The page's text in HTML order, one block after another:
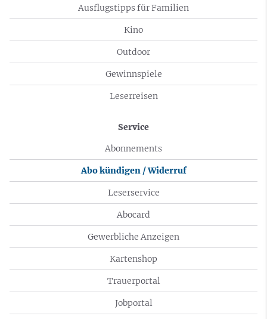
Ausflugstipps für Familien
Kino
Outdoor
Gewinnspiele
Leserreisen
Service
Abonnements
Abo kündigen / Widerruf
Leserservice
Abocard
Gewerbliche Anzeigen
Kartenshop
Trauerportal
Jobportal